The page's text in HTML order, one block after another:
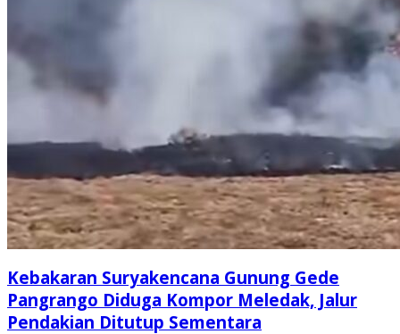
Kebakaran Suryakencana Gunung Gede
Pangrango Diduga Kompor Meledak, Jalur
Pendakian Ditutup Sementara